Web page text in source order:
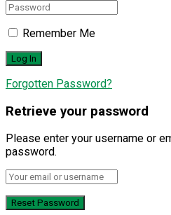
Remember Me
Forgotten Password?
Retrieve your password
Please enter your username or
password.